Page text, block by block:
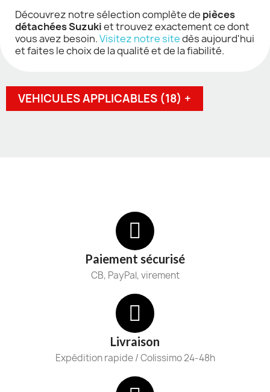
Découvrez notre sélection complète de pièces
détachées Suzukiet trouvez exactement ce dont
vous avez besoin.Visitez notre sitedès aujourd'hui
et faites le choix de la qualité et de la fiabilité.
VEHICULES APPLICABLES (18) +
Paiement sécurisé
CB, PayPal, virement
Livraison
Expédition rapide / Colissimo 24-48h